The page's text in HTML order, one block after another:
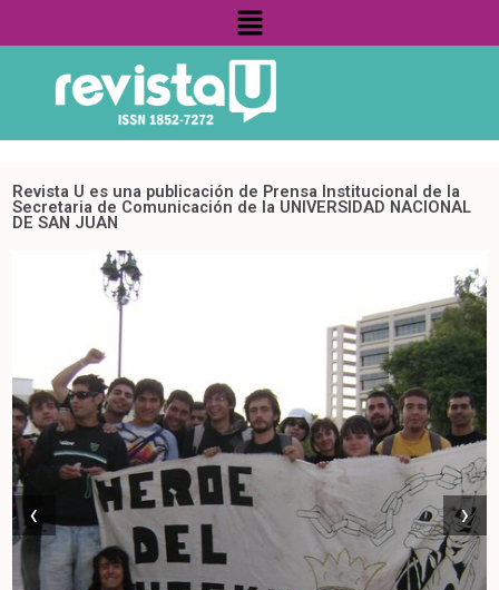
Menú
Revista U es una publicación de Prensa Institucional de la
Secretaria de Comunicación de la UNIVERSIDAD NACIONAL
DE SAN JUAN
‹ ›